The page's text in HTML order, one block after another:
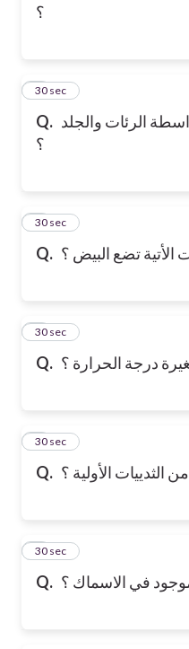
؟
Q. الرئات والجلد
؟
4
30 sec
Q. الأتية تضع البيض ؟
5
30 sec
Q. درجة الحرارة ؟
6
30 sec
Q. الثدييات الأولية ؟
7
30 sec
Q. في الاسماك ؟
8
30 sec